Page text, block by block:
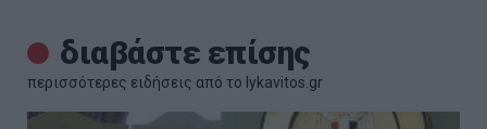
διαβάστε επίσης
περισσότερες ειδήσεις από το lykavitos.gr